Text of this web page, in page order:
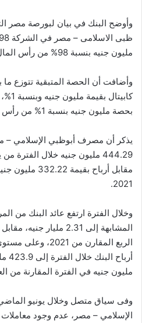
وأوضح البنك في بيان لبورصة مصر
مليون جنيه بنسبة 98% من رأس المال المصدر والمدفوع.
وأضافت أن الحصة المتبقية تتوزع
بحصة مليون جنيه بنسبة 1% من رأس المال.
يذكر أن مصرف أبوظبي الإسلامي –
444.29 مليون جنيه خلال
مقابل أرباح
2021.
وخلال الفترة ارتفع عائد البنك من
الربع المقارن من
مليون جنيه في الفترة المقارنة من
وفى سياق متصل وخلال يونيو
الإسلامي – مصر، عدم وجود